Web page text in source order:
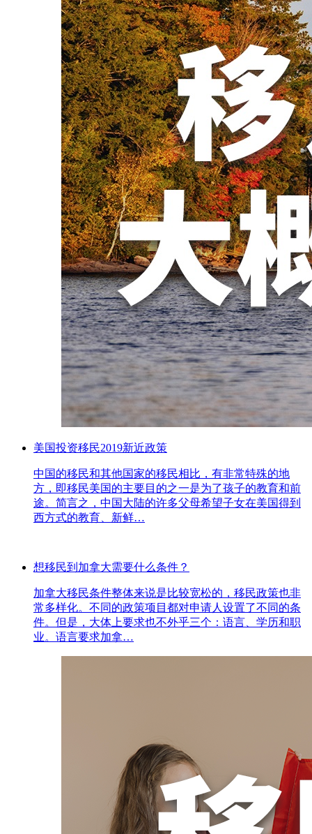
美国投资移民2019新近政策
中国的移民和其他国家的移民相比，有非常特殊的地
方，即移民美国的主要目的之一是为了孩子的教育和前
途。简言之，中国大陆的许多父母希望子女在美国得到
西方式的教育、新鲜…
想移民到加拿大需要什么条件？
加拿大移民条件整体来说是比较宽松的，移民政策也非
常多样化。不同的政策项目都对申请人设置了不同的条
件。但是，大体上要求也不外乎三个：语言、学历和职
业。语言要求加拿…